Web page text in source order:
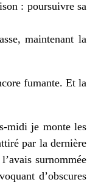
: poursuivre sa
maintenant la
fumante. Et la
midi je monte les
par la dernière
surnommée
d’obscures